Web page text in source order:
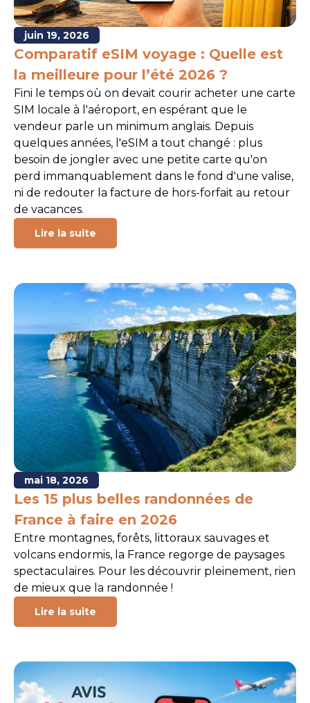
juin 19, 2026
Comparatif eSIM voyage : Quelle est
la meilleure pour l’été 2026 ?
Fini le temps où on devait courir acheter une carte
SIM locale à l'aéroport, en espérant que le
vendeur parle un minimum anglais. Depuis
quelques années, l'eSIM a tout changé : plus
besoin de jongler avec une petite carte qu'on
perd immanquablement dans le fond d'une valise,
ni de redouter la facture de hors-forfait au retour
de vacances.
Lire la suite
mai 18, 2026
Les 15 plus belles randonnées de
France à faire en 2026
Entre montagnes, forêts, littoraux sauvages et
volcans endormis, la France regorge de paysages
spectaculaires. Pour les découvrir pleinement, rien
de mieux que la randonnée !
Lire la suite